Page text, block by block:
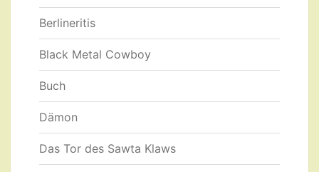
Berlineritis
Black Metal Cowboy
Buch
Dämon
Das Tor des Sawta Klaws